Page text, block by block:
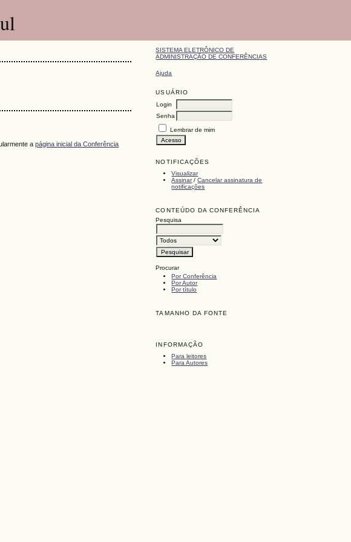
SISTEMA ELETRÔNICO DE
ADMINISTRAÇÃO DE CONFERÊNCIAS
Ajuda
USUÁRIO
Login
Senha
Lembrar de mim
NOTIFICAÇÕES
Visualizar
Assinar/Cancelar assinatura de
notificações
CONTEÚDO DA CONFERÊNCIA
Pesquisa
Procurar
Por Conferência
Por Autor
Por título
TAMANHO DA FONTE
INFORMAÇÃO
Para leitores
Para Autores
apágina inicial da Conferência